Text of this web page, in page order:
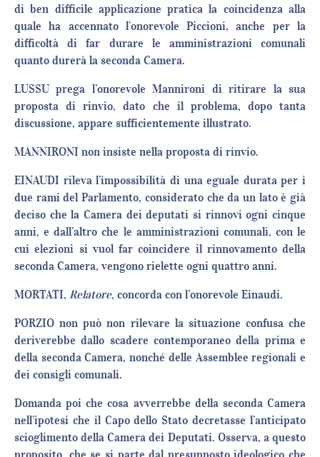
di ben difficile applicazione pratica la coincidenza alla
quale ha accennato l’onorevole Piccioni, anche per la
difficoltà di far durare le amministrazioni comunali
quanto durerà la seconda Camera.
LUSSU prega l’onorevole Mannironi di ritirare la sua
proposta di rinvio, dato che il problema, dopo tanta
discussione, appare sufficientemente illustrato.
MANNIRONI non insiste nella proposta di rinvio.
EINAUDI rileva l’impossibilità di una eguale durata per i
due rami del Parlamento, considerato che da un lato è già
deciso che la Camera dei deputati si rinnovi ogni cinque
anni, e dall’altro che le amministrazioni comunali, con le
cui elezioni si vuol far coincidere il rinnovamento della
seconda Camera, vengono rielette ogni quattro anni.
MORTATI, Relatore, concorda con l’onorevole Einaudi.
PORZIO non può non rilevare la situazione confusa che
deriverebbe dallo scadere contemporaneo della prima e
della seconda Camera, nonché delle Assemblee regionali e
dei consigli comunali.
Domanda poi che cosa avverrebbe della seconda Camera
nell’ipotesi che il Capo dello Stato decretasse l’anticipato
scioglimento della Camera dei Deputati. Osserva, a questo